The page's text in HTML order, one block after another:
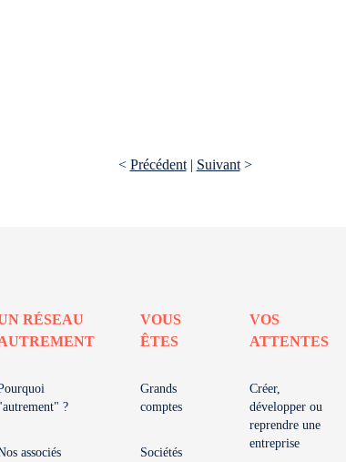
< Précédent| Suivant>
RÉSEAU
?
associés
VOUS
ÊTES
Grands
comptes
Sociétés
VOS
ATTENTES
Créer,
développer ou
reprendre une
entreprise